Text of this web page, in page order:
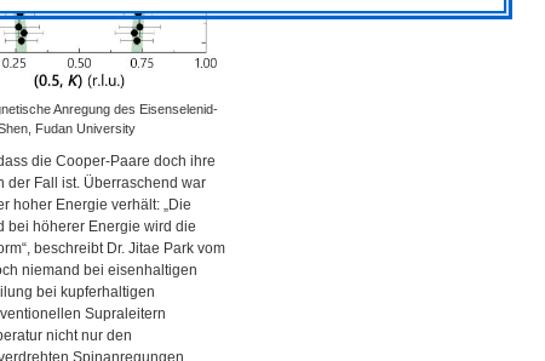
Anregung des Eisenselenid-
Fudan University
die Cooper-Paare doch ihre
der Fall ist. Überraschend war
hoher Energie verhält: „Die
bei höherer Energie wird die
beschreibt Dr. Jitae Park vom
niemand bei eisenhaltigen
bei kupferhaltigen
Supraleitern
nicht nur den
Spinanregungen.